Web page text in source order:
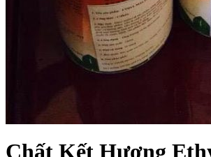
Chất Kết Hương